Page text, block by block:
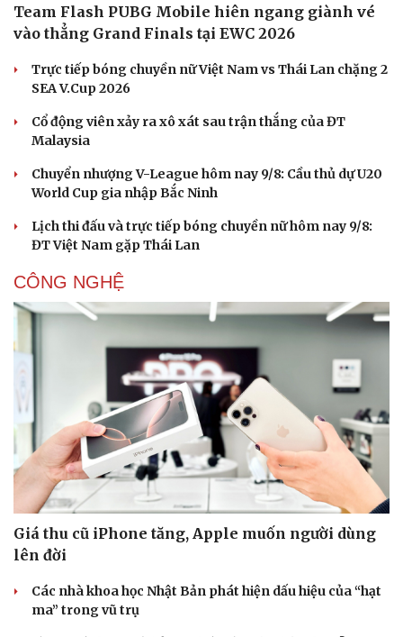
Team Flash PUBG Mobile hiên ngang giành vé
vào thẳng Grand Finals tại EWC 2026
Trực tiếp bóng chuyền nữ Việt Nam vs Thái Lan chặng 2
SEA V.Cup 2026
Cổ động viên xảy ra xô xát sau trận thắng của ĐT
Malaysia
Chuyển nhượng V-League hôm nay 9/8: Cầu thủ dự U20
World Cup gia nhập Bắc Ninh
Lịch thi đấu và trực tiếp bóng chuyền nữ hôm nay 9/8:
ĐT Việt Nam gặp Thái Lan
CÔNG NGHỆ
Giá thu cũ iPhone tăng, Apple muốn người dùng
lên đời
Các nhà khoa học Nhật Bản phát hiện dấu hiệu của “hạt
ma” trong vũ trụ